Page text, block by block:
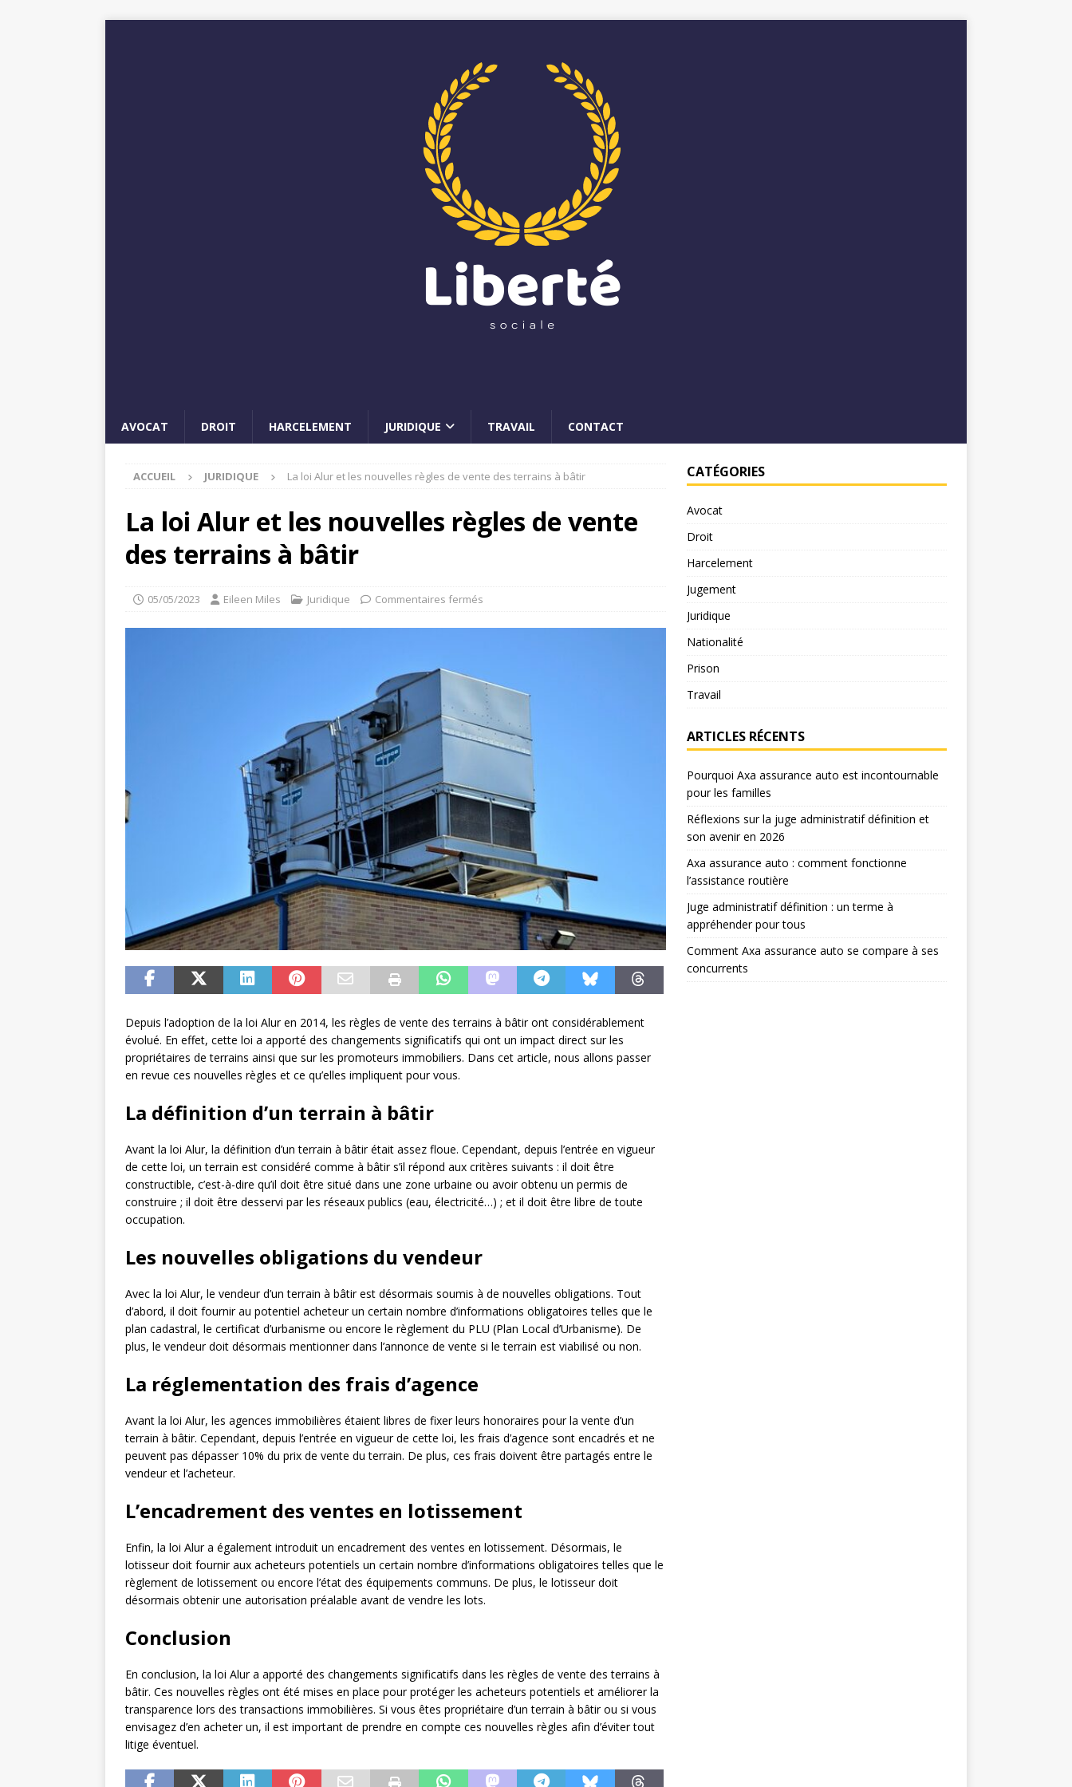
AVOCAT DROIT HARCELEMENT JURIDIQUE TRAVAIL CONTACT
ACCUEIL JURIDIQUE La loi Alur et les nouvelles règles de vente des terrains à bâtir
La loi Alur et les nouvelles règles de vente
des terrains à bâtir
05/05/2023 Eileen Miles Juridique Commentaires fermés
Depuis l’adoption de la loi Alur en 2014, les règles de vente des terrains à bâtir ont considérablement
évolué. En effet, cette loi a apporté des changements significatifs qui ont un impact direct sur les
propriétaires de terrains ainsi que sur les promoteurs immobiliers. Dans cet article, nous allons passer
en revue ces nouvelles règles et ce qu’elles impliquent pour vous.
La définition d’un terrain à bâtir
Avant la loi Alur, la définition d’un terrain à bâtir était assez floue. Cependant, depuis l’entrée en vigueur
de cette loi, un terrain est considéré comme à bâtir s’il répond aux critères suivants : il doit être
constructible, c’est-à-dire qu’il doit être situé dans une zone urbaine ou avoir obtenu un permis de
construire ; il doit être desservi par les réseaux publics (eau, électricité…) ; et il doit être libre de toute
occupation.
Les nouvelles obligations du vendeur
Avec la loi Alur, le vendeur d’un terrain à bâtir est désormais soumis à de nouvelles obligations. Tout
d’abord, il doit fournir au potentiel acheteur un certain nombre d’informations obligatoires telles que le
plan cadastral, le certificat d’urbanisme ou encore le règlement du PLU (Plan Local d’Urbanisme). De
plus, le vendeur doit désormais mentionner dans l’annonce de vente si le terrain est viabilisé ou non.
La réglementation des frais d’agence
Avant la loi Alur, les agences immobilières étaient libres de fixer leurs honoraires pour la vente d’un
terrain à bâtir. Cependant, depuis l’entrée en vigueur de cette loi, les frais d’agence sont encadrés et ne
peuvent pas dépasser 10% du prix de vente du terrain. De plus, ces frais doivent être partagés entre le
vendeur et l’acheteur.
L’encadrement des ventes en lotissement
Enfin, la loi Alur a également introduit un encadrement des ventes en lotissement. Désormais, le
lotisseur doit fournir aux acheteurs potentiels un certain nombre d’informations obligatoires telles que le
règlement de lotissement ou encore l’état des équipements communs. De plus, le lotisseur doit
désormais obtenir une autorisation préalable avant de vendre les lots.
Conclusion
En conclusion, la loi Alur a apporté des changements significatifs dans les règles de vente des terrains à
bâtir. Ces nouvelles règles ont été mises en place pour protéger les acheteurs potentiels et améliorer la
transparence lors des transactions immobilières. Si vous êtes propriétaire d’un terrain à bâtir ou si vous
envisagez d’en acheter un, il est important de prendre en compte ces nouvelles règles afin d’éviter tout
litige éventuel.
CATÉGORIES
Avocat
Droit
Harcelement
Jugement
Juridique
Nationalité
Prison
Travail
ARTICLES RÉCENTS
Pourquoi Axa assurance auto est incontournable
pour les familles
Réflexions sur la juge administratif définition et
son avenir en 2026
Axa assurance auto : comment fonctionne
l’assistance routière
Juge administratif définition : un terme à
appréhender pour tous
Comment Axa assurance auto se compare à ses
concurrents